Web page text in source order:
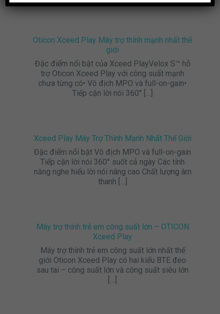
Oticon Xceed Play Máy trợ thính mạnh nhất thế
giới
Đặc điểm nổi bật của Xceed PlayVelox S™ hỗ
trợ Oticon Xceed Play với công suất mạnh
chưa từng có• Vô địch MPO và full-on-gain•
Tiếp cận lời nói 360° […]
Xceed Play Máy Trợ Thính Mạnh Nhất Thế Giới
Đặc điểm nổi bật Vô địch MPO và full-on-gain
Tiếp cận lời nói 360° suốt cả ngày Các tính
năng nghe hiểu lời nói nâng cao Chất lượng âm
thanh […]
Máy trợ thính trẻ em công suất lớn – OTICON
Xceed Play
Máy trợ thính trẻ em công suất lớn nhất thế
giới Oticon Xceed Play có hai kiểu BTE đeo
sau tai – công suất lớn và công suất siêu lớn
[…]